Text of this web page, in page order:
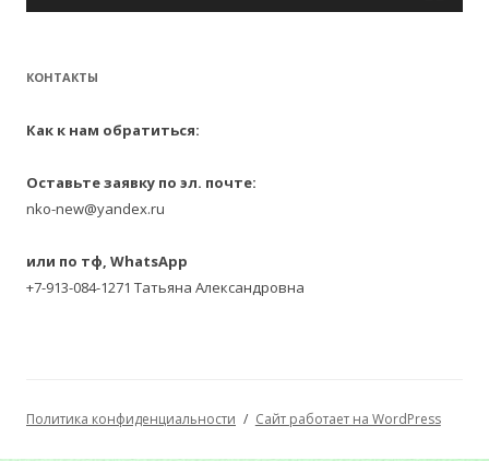
КОНТАКТЫ
Как к нам обратиться:
Оставьте заявку по эл. почте:
nko-new@yandex.ru
или по тф, WhatsApp
+7-913-084-1271 Татьяна Александровна
Политика конфиденциальности Сайт работает на WordPress